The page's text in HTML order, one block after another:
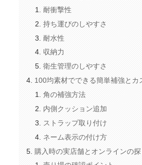
耐衝撃性
持ち運びのしやすさ
耐水性
収納力
衛生管理のしやすさ
100均素材でできる簡単補強とカ
角の補強方法
内側クッション追加
ストラップ取り付け
ネーム表示の付け方
購入時の実店舗とオンラインの